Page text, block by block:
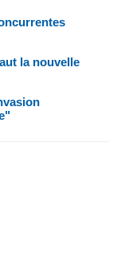
la nouvelle